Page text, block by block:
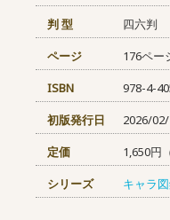
判 型
四六判
ページ
176ペー
ISBN
978-4-
初版発行日
2026/
定価
1,650円
シリーズ
キャラ